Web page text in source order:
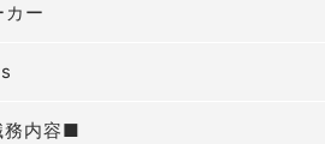
カー
内容■